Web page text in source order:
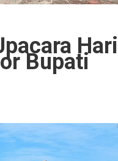
Hari
Bupati